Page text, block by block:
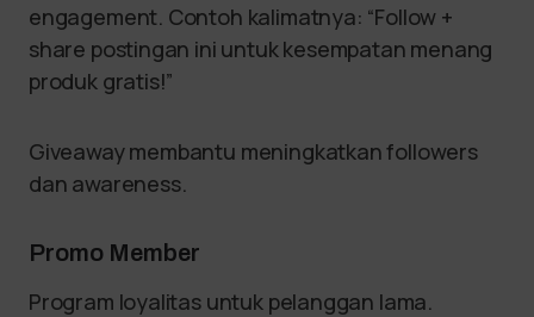
engagement. Contoh kalimatnya: “Follow +
share postingan ini untuk kesempatan menang
produk gratis!”
Giveaway membantu meningkatkan followers
dan awareness.
Promo Member
Program loyalitas untuk pelanggan lama.